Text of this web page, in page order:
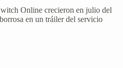
Online crecieron en julio del
en un tráiler del servicio